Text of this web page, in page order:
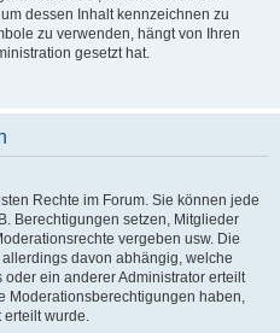
dessen Inhalt kennzeichnen zu
zu verwenden, hängt von Ihren
gesetzt hat.
Rechte im Forum. Sie können jede
Berechtigungen setzen, Mitglieder
vergeben usw. Die
davon abhängig, welche
ein anderer Administrator erteilt
Moderationsberechtigungen haben,
erteilt wurde.